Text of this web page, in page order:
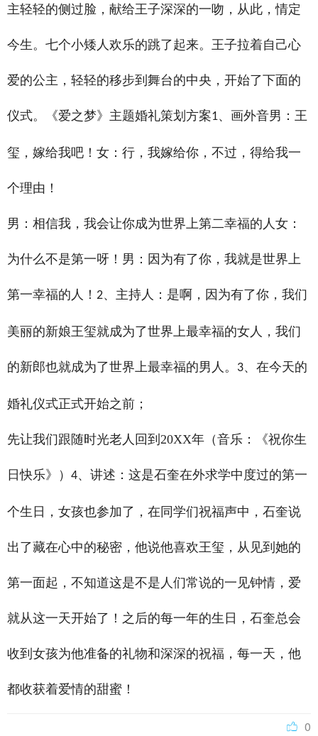
主轻轻的侧过脸，献给王子深深的一吻，从此，情定
今生。七个小矮人欢乐的跳了起来。王子拉着自己心
爱的公主，轻轻的移步到舞台的中央，开始了下面的
仪式。《爱之梦》主题婚礼策划方案1、画外音男：王
玺，嫁给我吧！女：行，我嫁给你，不过，得给我一
个理由！
男：相信我，我会让你成为世界上第二幸福的人女：
为什么不是第一呀！男：因为有了你，我就是世界上
第一幸福的人！ 2、主持人：是啊，因为有了你，我们
美丽的新娘王玺就成为了世界上最幸福的女人，我们
的新郎也就成为了世界上最幸福的男人。 3、在今天的
婚礼仪式正式开始之前；
先让我们跟随时光老人回到20XX年（音乐：《祝你生
日快乐》） 4、讲述：这是石奎在外求学中度过的第一
个生日，女孩也参加了，在同学们祝福声中，石奎说
出了藏在心中的秘密，他说他喜欢王玺，从见到她的
第一面起，不知道这是不是人们常说的一见钟情，爱
就从这一天开始了！之后的每一年的生日，石奎总会
收到女孩为他准备的礼物和深深的祝福，每一天，他
都收获着爱情的甜蜜！
0